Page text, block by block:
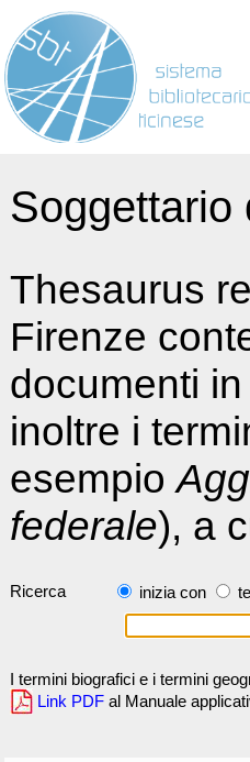
Soggettario
Thesaurus
Firenze
documenti
inoltre i
esempio
federale), a
Ricerca inizia con
I termini biografici e i termini
Link PDF al Manuale